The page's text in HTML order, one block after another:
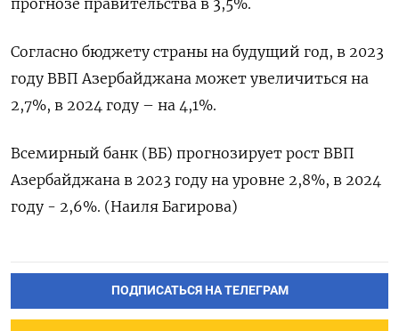
Согласно бюджету страны на будущий год, в 2023
году ВВП Азербайджана может увеличиться на
2,7%, в 2024 году – на 4,1%.
Всемирный банк (ВБ) прогнозирует рост ВВП
Азербайджана в 2023 году на уровне 2,8%, в 2024
году - 2,6%. (Наиля Багирова)
ПОДПИСАТЬСЯ НА ТЕЛЕГРАМ